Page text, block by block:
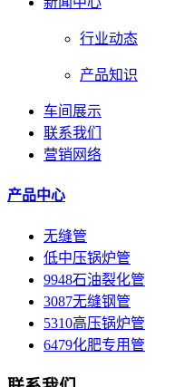
行业动态
产品知识
车间展示
联系我们
营销网络
产品中心
无缝管
低中压锅炉管
9948石油裂化管
3087无缝钢管
5310高压锅炉管
6479化肥专用管